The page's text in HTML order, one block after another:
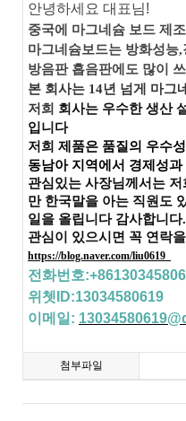
안녕하세요 대표님!
중국에 마그네슘 보드 제
마그네슘보드는 방화성능
방음판 흡음판에도 많이
본 회사는 14년 넘게 마그
저희 회사는 우수한 생산
입니다
저희 제품은 품질의 우수
동남아 지역에서 경제성
관심있는 사장님께서는
만 한국말을 아는 직원도
일을 올립니다 감사합니다.
관심이 있으시면 꼭 연락
https://blog.naver.com/liu0619
전화번호
위쳇 ID:13034580619
이메일 :
첨부파일